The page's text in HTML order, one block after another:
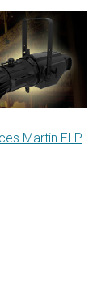
Martin ELP